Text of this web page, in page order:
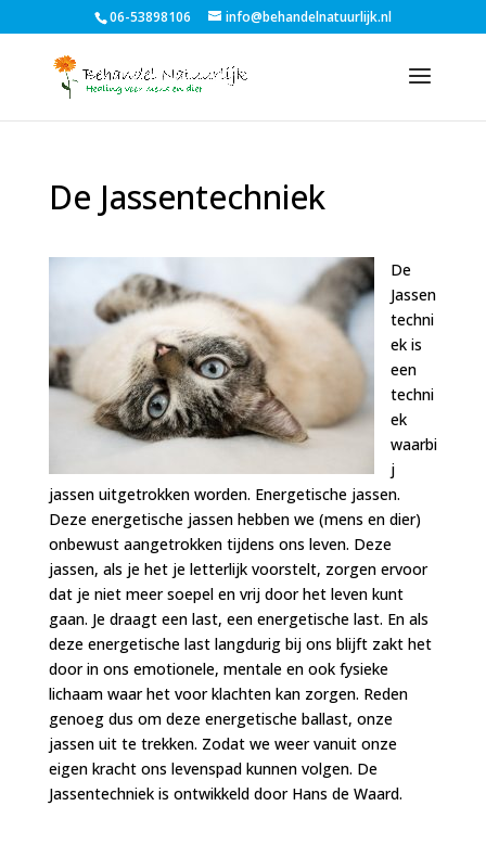
06-53898106 info@behandelnatuurlijk.nl
De Jassentechniek
De
Jassen
techni
ek is
een
techni
ek
waarbi
j
jassen uitgetrokken worden. Energetische jassen.
Deze energetische jassen hebben we (mens en dier)
onbewust aangetrokken tijdens ons leven. Deze
jassen, als je het je letterlijk voorstelt, zorgen ervoor
dat je niet meer soepel en vrij door het leven kunt
gaan. Je draagt een last, een energetische last. En als
deze energetische last langdurig bij ons blijft zakt het
door in ons emotionele, mentale en ook fysieke
lichaam waar het voor klachten kan zorgen. Reden
genoeg dus om deze energetische ballast, onze
jassen uit te trekken. Zodat we weer vanuit onze
eigen kracht ons levenspad kunnen volgen. De
Jassentechniek is ontwikkeld door Hans de Waard.